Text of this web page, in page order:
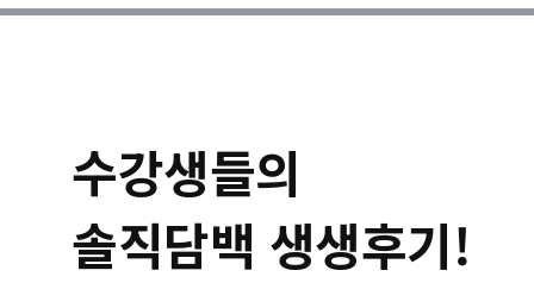
수강생들의
솔직담백 생생후기!